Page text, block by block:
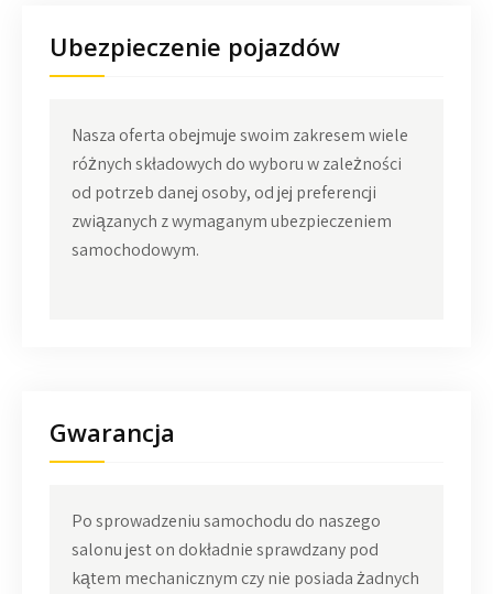
Ubezpieczenie pojazdów
Nasza oferta obejmuje swoim zakresem wiele
różnych składowych do wyboru w zależności
od potrzeb danej osoby, od jej preferencji
związanych z wymaganym ubezpieczeniem
samochodowym.
Gwarancja
Po sprowadzeniu samochodu do naszego
salonu jest on dokładnie sprawdzany pod
kątem mechanicznym czy nie posiada żadnych